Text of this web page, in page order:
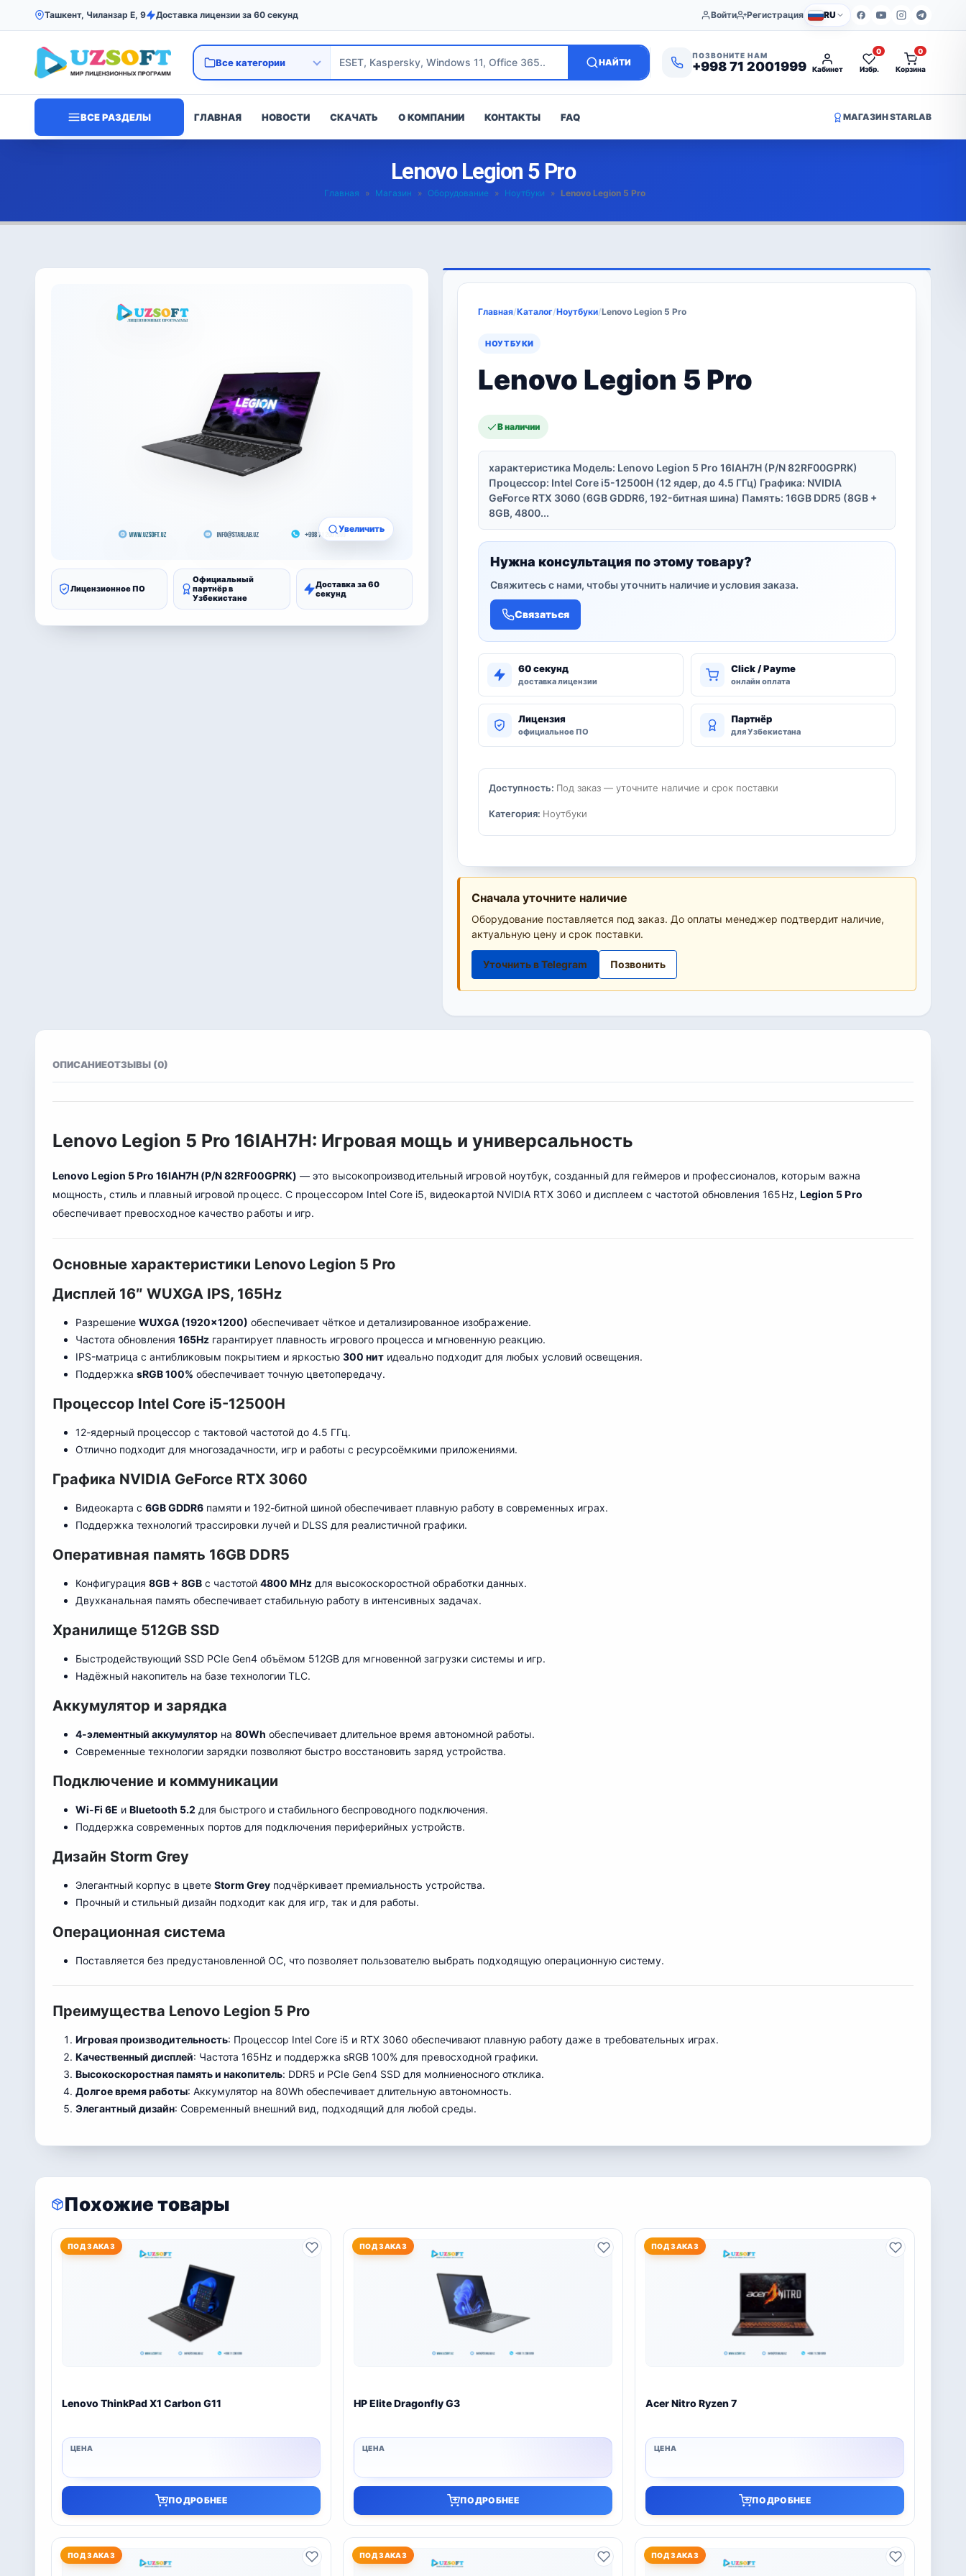
Ташкент, Чиланзар Е, 9 Доставка лицензии за 60 секунд Войти Регистрация RU
НАЙТИ
ПОЗВОНИТЕ НАМ
+998 71 2001999 Кабинет Избр.
0
Корзина
0
ВСЕ РАЗДЕЛЫ ГЛАВНАЯ НОВОСТИ СКАЧАТЬ О КОМПАНИИ КОНТАКТЫ FAQ МАГАЗИН STARLAB
Lenovo Legion 5 Pro
Главная » Магазин » Оборудование » Ноутбуки » Lenovo Legion 5 Pro
Увеличить
Лицензионное ПО
Официальный
партнёр в
Узбекистане
Доставка за 60
секунд
Главная/Каталог/Ноутбуки/Lenovo Legion 5 Pro
НОУТБУКИ
Lenovo Legion 5 Pro
В наличии
характеристика Модель: Lenovo Legion 5 Pro 16IAH7H (P/N 82RF00GPRK)
Процессор: Intel Core i5-12500H (12 ядер, до 4.5 ГГц) Графика: NVIDIA
GeForce RTX 3060 (6GB GDDR6, 192-битная шина) Память: 16GB DDR5 (8GB +
8GB, 4800...
Нужна консультация по этому товару?
Свяжитесь с нами, чтобы уточнить наличие и условия заказа.
Связаться
60 секунд
доставка лицензии
Click / Payme
онлайн оплата
Лицензия
официальное ПО
Партнёр
для Узбекистана
Доступность: Под заказ — уточните наличие и срок поставки
Категория: Ноутбуки
Сначала уточните наличие
Оборудование поставляется под заказ. До оплаты менеджер подтвердит наличие,
актуальную цену и срок поставки.
Уточнить в Telegram Позвонить
ОПИСАНИЕОТЗЫВЫ (0)
Lenovo Legion 5 Pro 16IAH7H: Игровая мощь и универсальность
Lenovo Legion 5 Pro 16IAH7H (P/N 82RF00GPRK) — это высокопроизводительный игровой ноутбук, созданный для геймеров и профессионалов, которым важна
мощность, стиль и плавный игровой процесс. С процессором Intel Core i5, видеокартой NVIDIA RTX 3060 и дисплеем с частотой обновления 165Hz, Legion 5 Pro
обеспечивает превосходное качество работы и игр.
Основные характеристики Lenovo Legion 5 Pro
Дисплей 16″ WUXGA IPS, 165Hz
Разрешение WUXGA (1920×1200) обеспечивает чёткое и детализированное изображение.
Частота обновления 165Hz гарантирует плавность игрового процесса и мгновенную реакцию.
IPS-матрица с антибликовым покрытием и яркостью 300 нит идеально подходит для любых условий освещения.
Поддержка sRGB 100% обеспечивает точную цветопередачу.
Процессор Intel Core i5-12500H
12-ядерный процессор с тактовой частотой до 4.5 ГГц.
Отлично подходит для многозадачности, игр и работы с ресурсоёмкими приложениями.
Графика NVIDIA GeForce RTX 3060
Видеокарта с 6GB GDDR6 памяти и 192-битной шиной обеспечивает плавную работу в современных играх.
Поддержка технологий трассировки лучей и DLSS для реалистичной графики.
Оперативная память 16GB DDR5
Конфигурация 8GB + 8GB с частотой 4800 MHz для высокоскоростной обработки данных.
Двухканальная память обеспечивает стабильную работу в интенсивных задачах.
Хранилище 512GB SSD
Быстродействующий SSD PCIe Gen4 объёмом 512GB для мгновенной загрузки системы и игр.
Надёжный накопитель на базе технологии TLC.
Аккумулятор и зарядка
4-элементный аккумулятор на 80Wh обеспечивает длительное время автономной работы.
Современные технологии зарядки позволяют быстро восстановить заряд устройства.
Подключение и коммуникации
Wi-Fi 6E и Bluetooth 5.2 для быстрого и стабильного беспроводного подключения.
Поддержка современных портов для подключения периферийных устройств.
Дизайн Storm Grey
Элегантный корпус в цвете Storm Grey подчёркивает премиальность устройства.
Прочный и стильный дизайн подходит как для игр, так и для работы.
Операционная система
Поставляется без предустановленной ОС, что позволяет пользователю выбрать подходящую операционную систему.
Преимущества Lenovo Legion 5 Pro
Игровая производительность: Процессор Intel Core i5 и RTX 3060 обеспечивают плавную работу даже в требовательных играх.
Качественный дисплей: Частота 165Hz и поддержка sRGB 100% для превосходной графики.
Высокоскоростная память и накопитель: DDR5 и PCIe Gen4 SSD для молниеносного отклика.
Долгое время работы: Аккумулятор на 80Wh обеспечивает длительную автономность.
Элегантный дизайн: Современный внешний вид, подходящий для любой среды.
Похожие товары
ПОД ЗАКАЗ
Lenovo ThinkPad X1 Carbon G11
ПОДРОБНЕЕ
ПОД ЗАКАЗ
HP Elite Dragonfly G3
ПОДРОБНЕЕ
ПОД ЗАКАЗ
Acer Nitro Ryzen 7
ПОДРОБНЕЕ
ПОД ЗАКАЗ ПОД ЗАКАЗ ПОД ЗАКАЗ